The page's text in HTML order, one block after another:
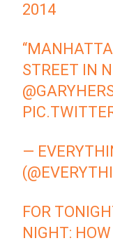
2014
STREET IN
—
FOR
NIGHT: